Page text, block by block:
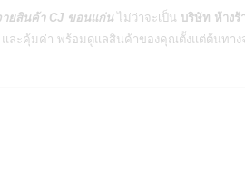
ายสินค้า CJ ขอนแก่น ไม่ว่าจะเป็น บริษัท ห้างร้
และคุ้มค่า พร้อมดูแลสินค้าของคุณตั้งแต่ต้นทา